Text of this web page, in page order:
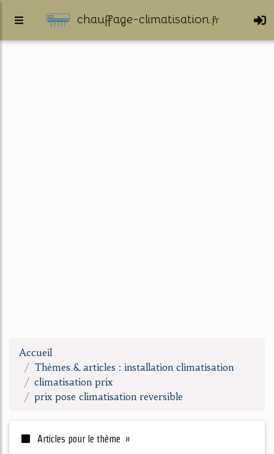
chauffage-climatisation.fr
Accueil
Thèmes & articles : installation climatisation
climatisation prix
prix pose climatisation reversible
Articles pour le thème »